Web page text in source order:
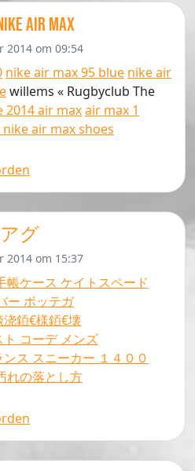
air max
2014 om 09:54
nike air max 95 blue nike air
willems « Rugbyclub The
2014 air maxair max 1
nike air max shoes
グ
2014 om 15:37
帳ケース ケイトスペード
ー ボッテガ
銆€様銆€壊
ト コーデ メンズ
ス スニーカー １４００
れの落とし方